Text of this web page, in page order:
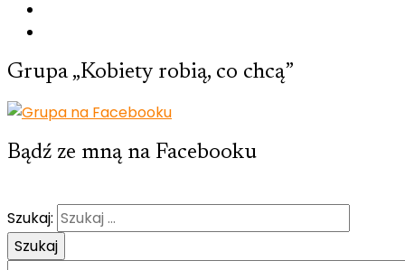
Grupa „Kobiety robią, co chcą”
Bądź ze mną na Facebooku
Szukaj: